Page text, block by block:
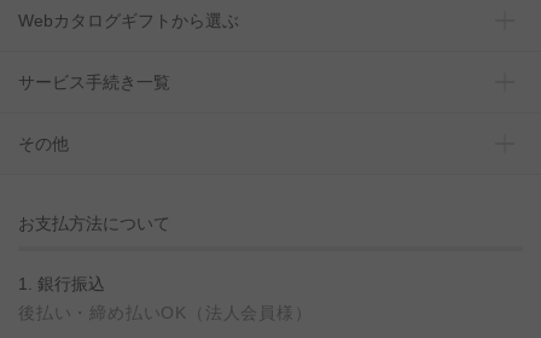
Webカタログギフトから選ぶ
サービス手続き一覧
その他
お支払方法について
1. 銀行振込
後払い・締め払いOK（法人会員様）